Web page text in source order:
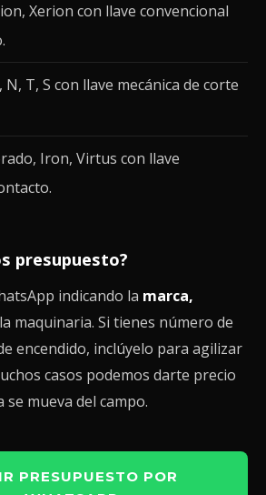
Xerion con llave convencional
T, S con llave mecánica de corte
Iron, Virtus con llave
presupuesto?
indicando la marca,
maquinaria. Si tienes número de
encendido, inclúyelo para agilizar
casos podemos darte precio
mueva del campo.
PRESUPUESTO POR